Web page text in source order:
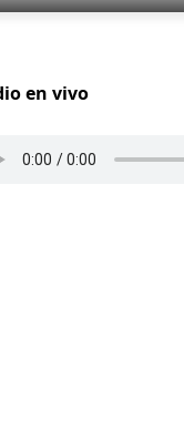
en vivo